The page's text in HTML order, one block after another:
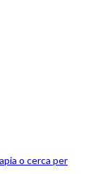
o cerca per